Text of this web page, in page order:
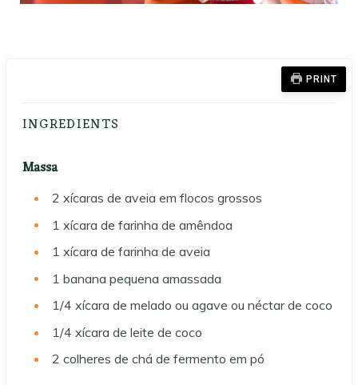
PRINT
INGREDIENTS
Massa
2 xícaras de aveia em flocos grossos
1 xícara de farinha de amêndoa
1 xícara de farinha de aveia
1 banana pequena amassada
1/4 xícara de melado ou agave ou néctar de coco
1/4 xícara de leite de coco
2 colheres de chá de fermento em pó